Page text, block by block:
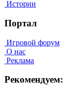
Истории
Портал
Игровой форум
О нас
Реклама
Рекомендуем: